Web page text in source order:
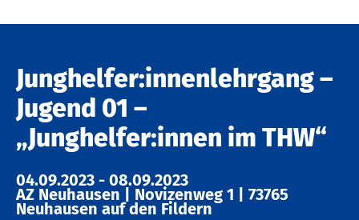
Junghelfer:innenlehrgang –
Jugend 01 –
„Junghelfer:innen im THW“
04.09.2023 - 08.09.2023
AZ Neuhausen Novizenweg 1 73765
Neuhausen auf den Fildern